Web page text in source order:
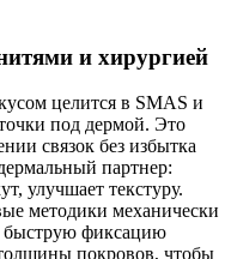
и хирургией
целится в SMAS и
под дермой. Это
связок без избытка
партнер:
улучшает текстуру.
методики механически
быструю фиксацию
покровов, чтобы